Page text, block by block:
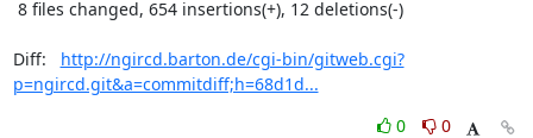
Diff: http://ngircd.barton.de/cgi-bin/gitweb.cgi?
p=ngircd.git&a=commitdiff;h=68d1d...
0
0